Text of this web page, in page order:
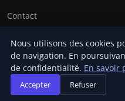
Contact
© 2026 Avocat Propriete
À proposMentions
Nous utilisons des cookies
de navigation. En
de confidentialité. En savoir
Accepter Refuser